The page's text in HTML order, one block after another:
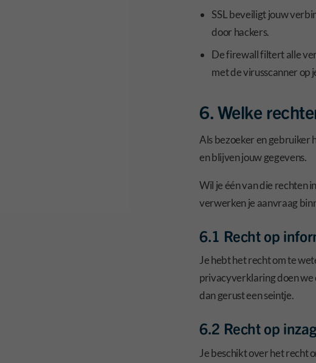
SSL beveiligt jouw
door hackers.
De firewall filtert alle
met de virusscanner op
6. Welke
Als bezoeker en gebruiker
en blijven jouw gegevens.
Wil je één van die rechten
verwerken je aanvraag
6.1 Recht op
Je hebt het recht om te
privacyverklaring doen we
dan gerust een seintje.
6.2 Recht op
Je beschikt over het recht